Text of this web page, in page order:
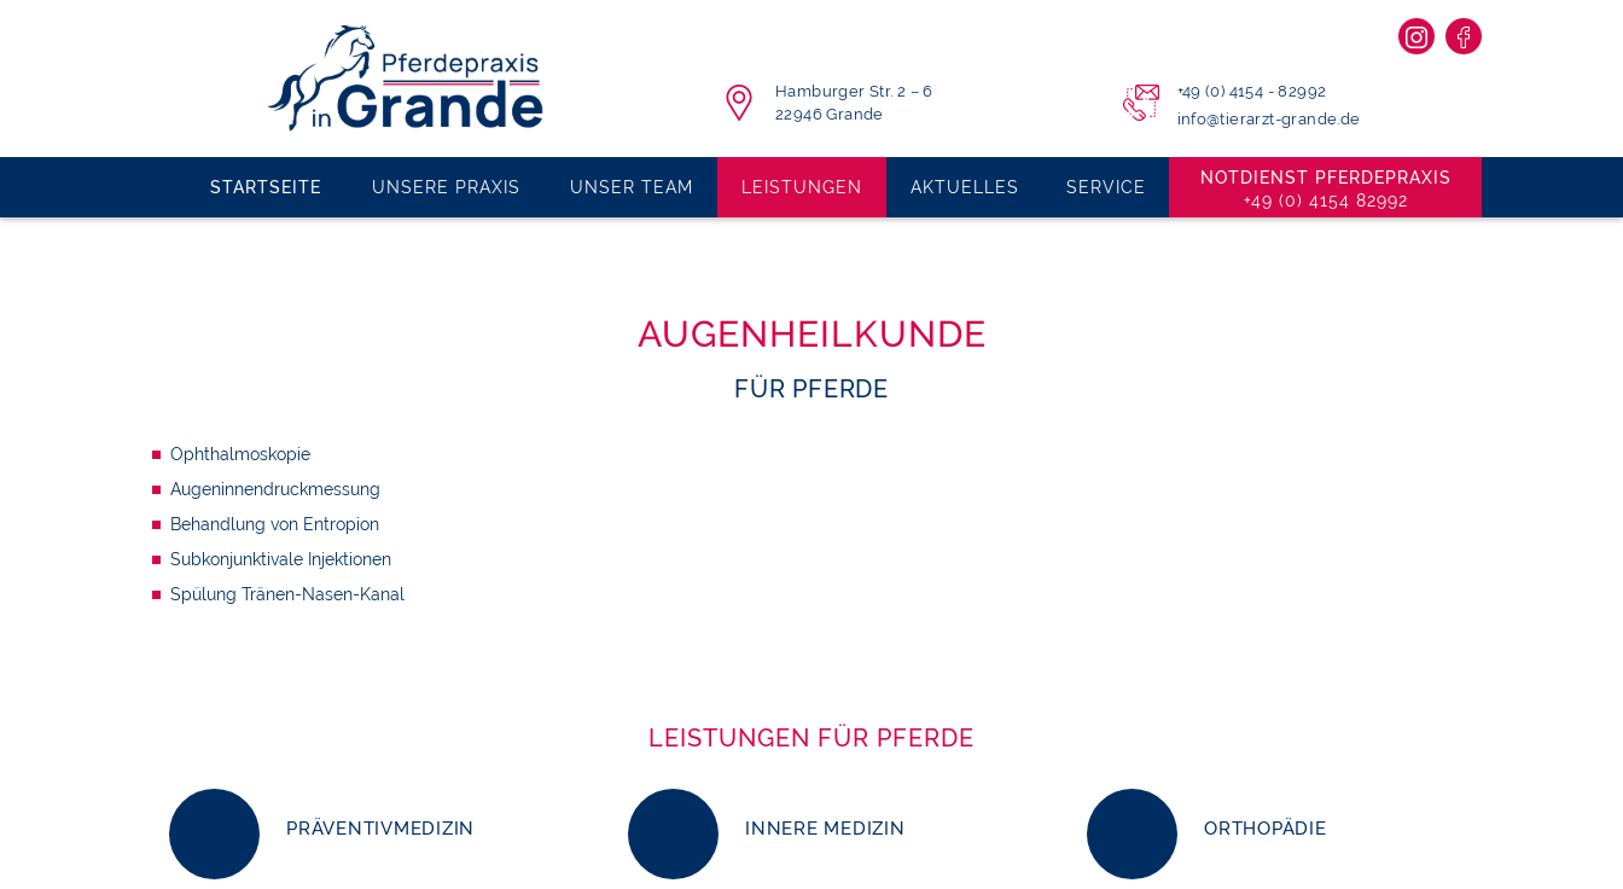
Hamburger Str. 2 – 6
22946 Grande
+49 (0) 4154 - 82992
info@tierarzt-grande.de
STARTSEITE UNSERE PRAXIS UNSER TEAM LEISTUNGEN AKTUELLES SERVICE
NOTDIENST PFERDEPRAXIS
+49 (0) 4154 82992
AUGENHEILKUNDE
FÜR PFERDE
Ophthalmoskopie
Augeninnendruckmessung
Behandlung von Entropion
Subkonjunktivale Injektionen
Spülung Tränen-Nasen-Kanal
LEISTUNGEN FÜR PFERDE
PRÄVENTIVMEDIZIN INNERE MEDIZIN ORTHOPÄDIE